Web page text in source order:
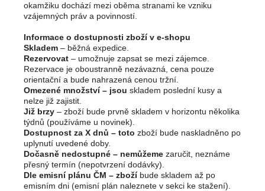
okamžiku dochází mezi oběma stranami ke vzniku
vzájemných práv a povinností.
Informace o dostupnosti zboží v e-shopu
Skladem – běžná expedice.
Rezervovat – umožnuje zapsat se mezi zájemce.
Rezervace je oboustranně nezávazná, cena pouze
orientační a bude nahrazená cenou tržní.
Omezené množství – jsou skladem poslední kusy a
nelze již zajistit.
Již brzy – zboží bude prvně skladem v horizontu několika
týdnů (používáme u novinek).
Dostupnost za X dnů – toto zboží bude naskladněno po
uplynutí uvedené doby.
Dočasně nedostupné – nemůžeme zaručit, neznáme
přesný termín (nepotvrzení dodávky).
Dle emisní plánu ČM – zbožíbude skladem až po
emisním dni (emisní plán naleznete v sekci ke stažení).